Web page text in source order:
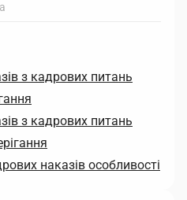
з кадрових питань
з кадрових питань
наказів особливості